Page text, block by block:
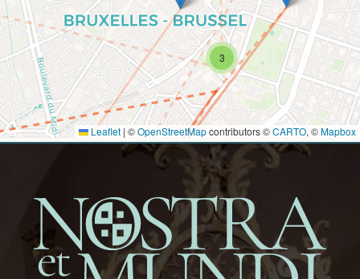
3
Leaflet | ©OpenStreetMapcontributors ©CARTO, ©Mapbox